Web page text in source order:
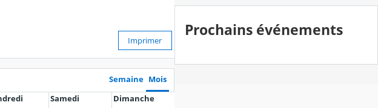
Imprimer
Semaine Mois
Samedi Dimanche
Prochains événements